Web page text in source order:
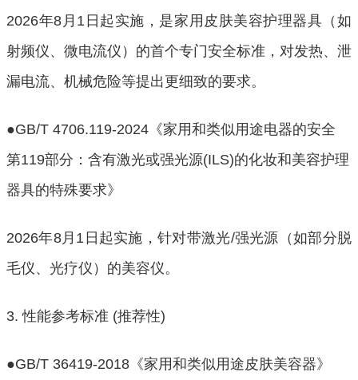
2026年8月1日起实施，是家用皮肤美容护理器具（如
射频仪、微电流仪）的首个专门安全标准，对发热、泄
漏电流、机械危险等提出更细致的要求。
●GB/T 4706.119-2024《家用和类似用途电器的安全
第119部分：含有激光或强光源(ILS)的化妆和美容护理
器具的特殊要求》
2026年8月1日起实施，针对带激光/强光源（如部分脱
毛仪、光疗仪）的美容仪。
3. 性能参考标准 (推荐性)
●GB/T 36419-2018《家用和类似用途皮肤美容器》